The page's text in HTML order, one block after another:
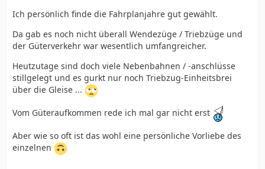
Ich persönlich finde die Fahrplanjahre gut gewählt.
Da gab es noch nicht überall Wendezüge / Triebzüge und
der Güterverkehr war wesentlich umfangreicher.
Heutzutage sind doch viele Nebenbahnen / -anschlüsse
stillgelegt und es gurkt nur noch Triebzug-Einheitsbrei
über die Gleise ...
Vom Güteraufkommen rede ich mal gar nicht erst
Aber wie so oft ist das wohl eine persönliche Vorliebe des
einzelnen